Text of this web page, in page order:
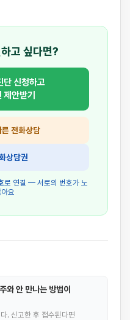
고 싶다면?
단 신청하고
안받기
전화상담
상담권
로 연결 — 서로의 번호가 노
요
와 안 만나는 방법이
. 신고한 후 접수된다면